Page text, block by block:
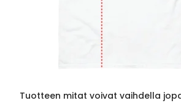
Tuotteen mitat voivat vaihdella